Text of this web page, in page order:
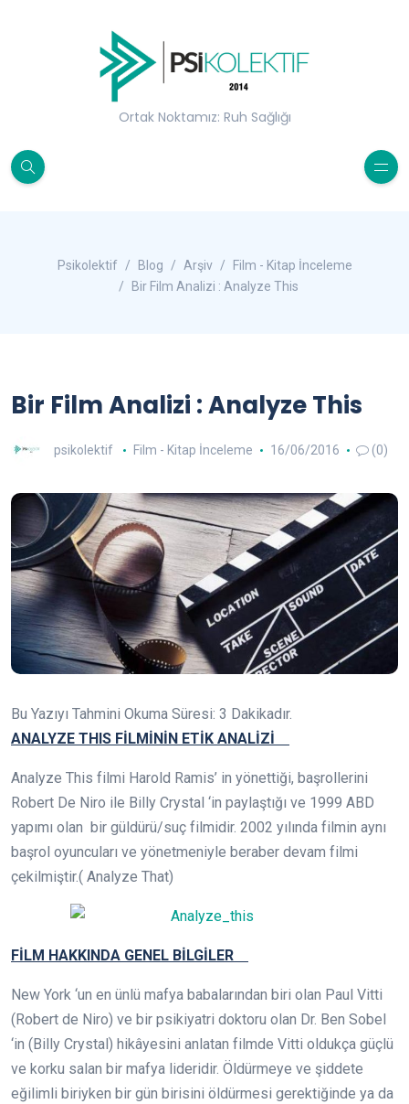
Ortak Noktamız: Ruh Sağlığı
Psikolektif Blog Arşiv
Film - Kitap İnceleme
Bir Film Analizi : Analyze This
Bir Film Analizi : Analyze This
psikolektif Film - Kitap İnceleme 16/06/2016 (0)
Bu Yazıyı Tahmini Okuma Süresi: 3 Dakikadır.
ANALYZE THIS FİLMİNİN ETİK ANALİZİ
Analyze This filmi Harold Ramis’ in yönettiği, başrollerini
Robert De Niro ile Billy Crystal ‘in paylaştığı ve 1999 ABD
yapımı olan bir güldürü/suç filmidir. 2002 yılında filmin aynı
başrol oyuncuları ve yönetmeniyle beraber devam filmi
çekilmiştir.( Analyze That)
FİLM HAKKINDA GENEL BİLGİLER
New York ‘un en ünlü mafya babalarından biri olan Paul Vitti
(Robert de Niro) ve bir psikiyatri doktoru olan Dr. Ben Sobel
‘in (Billy Crystal) hikâyesini anlatan filmde Vitti oldukça güçlü
ve korku salan bir mafya lideridir. Öldürmeye ve şiddete
eğilimli biriyken bir gün birisini öldürmesi gerektiğinde ya da